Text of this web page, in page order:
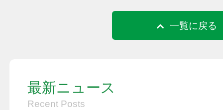
一覧に戻る
最新ニュース
Recent Posts